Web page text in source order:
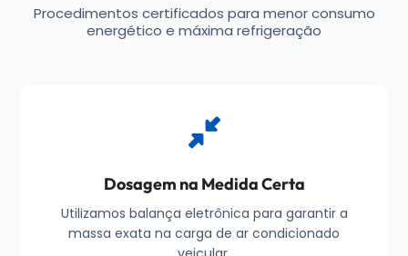
Procedimentos certificados para menor consumo
energético e máxima refrigeração
Dosagem na Medida Certa
Utilizamos balança eletrônica para garantir a
massa exata na carga de ar condicionado